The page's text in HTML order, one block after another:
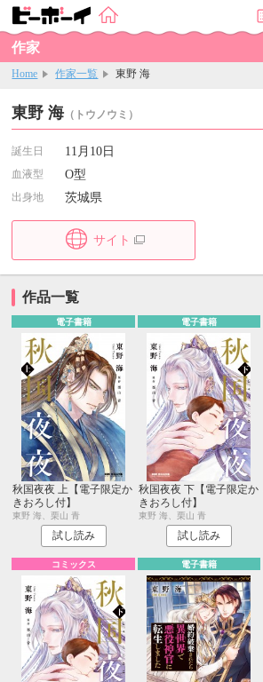
作家
Home 作家一覧 東野 海
東野 海 （トウノウミ）
誕生日 11月10日
血液型 O型
出身地 茨城県
サイト
作品一覧
電子書籍
秋国夜夜 上【電子限定か
きおろし付】
東野 海、栗山 青
試し読み
電子書籍
秋国夜夜 下【電子限定か
きおろし付】
東野 海、栗山 青
試し読み
コミックス 電子書籍